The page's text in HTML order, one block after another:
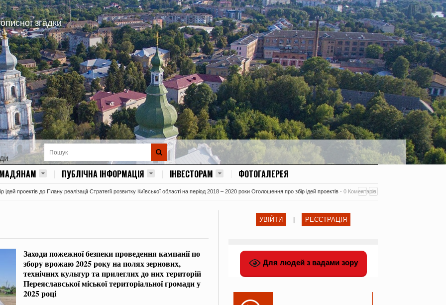
згадки
ПУБЛІЧНА ІНФОРМАЦІЯ ІНВЕСТОРАМ ФОТОГАЛЕРЕЯ
проектів до Плану реалізації Стратегії розвитку Київської області на період 2018 – 2020 роки Оголошення про збір ідей проектів - 0 Коментарів
Заходи пожежної безпеки проведення кампанії по
збору врожаю 2025 року на полях зернових,
технічних культур та прилеглих до них територій
Переяславської міської територіальної громади у
2025 році
УВІЙТИ РЕЄСТРАЦІЯ
Для людей з вадами зору